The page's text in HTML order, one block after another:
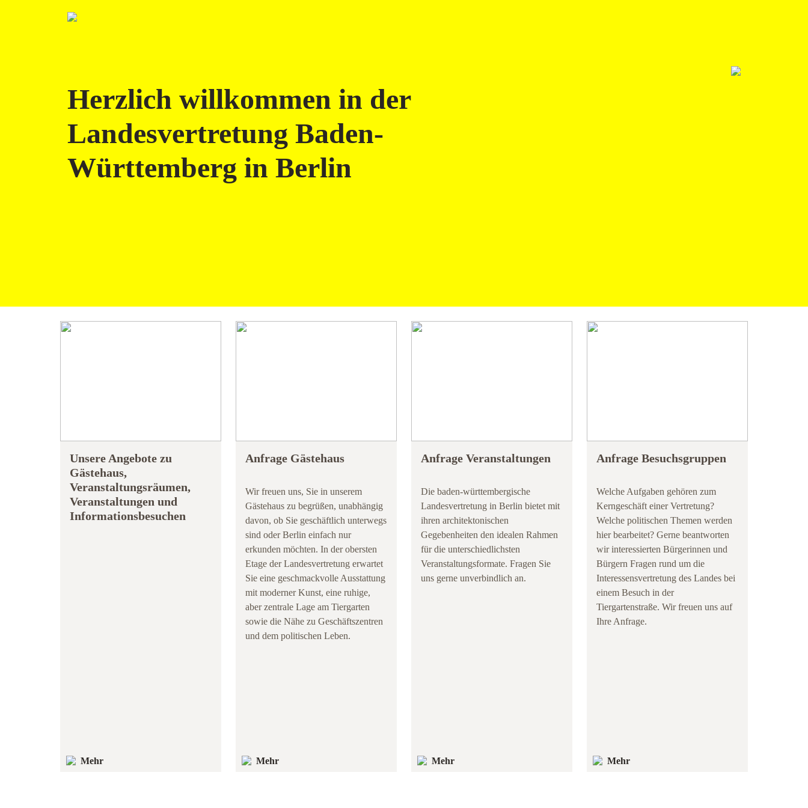
Herzlich willkommen in der
Landesvertretung Baden-
Württemberg in Berlin
Unsere Angebote zu
Gästehaus,
Veranstaltungsräumen,
Veranstaltungen und
Informationsbesuchen
Mehr
Anfrage Gästehaus
Wir freuen uns, Sie in unserem
Gästehaus zu begrüßen, unabhängig
davon, ob Sie geschäftlich unterwegs
sind oder Berlin einfach nur
erkunden möchten. In der obersten
Etage der Landesvertretung erwartet
Sie eine geschmackvolle Ausstattung
mit moderner Kunst, eine ruhige,
aber zentrale Lage am Tiergarten
sowie die Nähe zu Geschäftszentren
und dem politischen Leben.
Mehr
Anfrage Veranstaltungen
Die baden-württembergische
Landesvertretung in Berlin bietet mit
ihren architektonischen
Gegebenheiten den idealen Rahmen
für die unterschiedlichsten
Veranstaltungsformate. Fragen Sie
uns gerne unverbindlich an.
Mehr
Anfrage Besuchsgruppen
Welche Aufgaben gehören zum
Kerngeschäft einer Vertretung?
Welche politischen Themen werden
hier bearbeitet? Gerne beantworten
wir interessierten Bürgerinnen und
Bürgern Fragen rund um die
Interessensvertretung des Landes bei
einem Besuch in der
Tiergartenstraße. Wir freuen uns auf
Ihre Anfrage.
Mehr